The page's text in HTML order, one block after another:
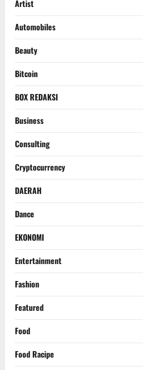
Artist
Automobiles
Beauty
Bitcoin
BOX REDAKSI
Business
Consulting
Cryptocurrency
DAERAH
Dance
EKONOMI
Entertainment
Fashion
Featured
Food
Food Racipe